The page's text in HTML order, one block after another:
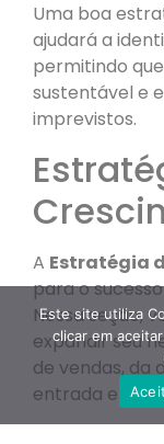
Uma boa
ajudará a
permitindo
sustentável e
imprevistos.
A Estratégia
para o
Nessa seção,
expandir seu
de vendas, da
entrada em
Este site utiliza
clicar em